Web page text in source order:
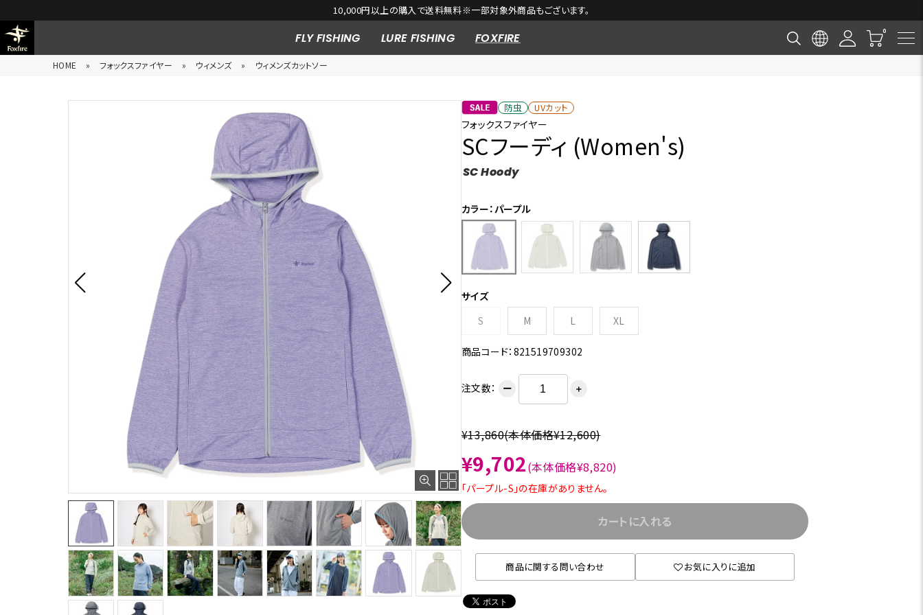
【Foxfire 2026 Spring & Summer SALE開催中！ 】
FLY FISHING LURE FISHING FOXFIRE
HOME » フォックスファイヤー » ウィメンズ » ウィメンズカットソー
防虫 UVカット
フォックスファイヤー
SCフーディ (Women's)
SC Hoody
カラー：パープル
サイズ
S
M L XL
商品コード：821519709302
注文数： ー ＋
¥13,860(本体価格¥12,600)
¥9,702(本体価格¥8,820)
「パープル-S」の在庫がありません。
カートに入れる
商品に関する問い合わせ お気に入りに追加